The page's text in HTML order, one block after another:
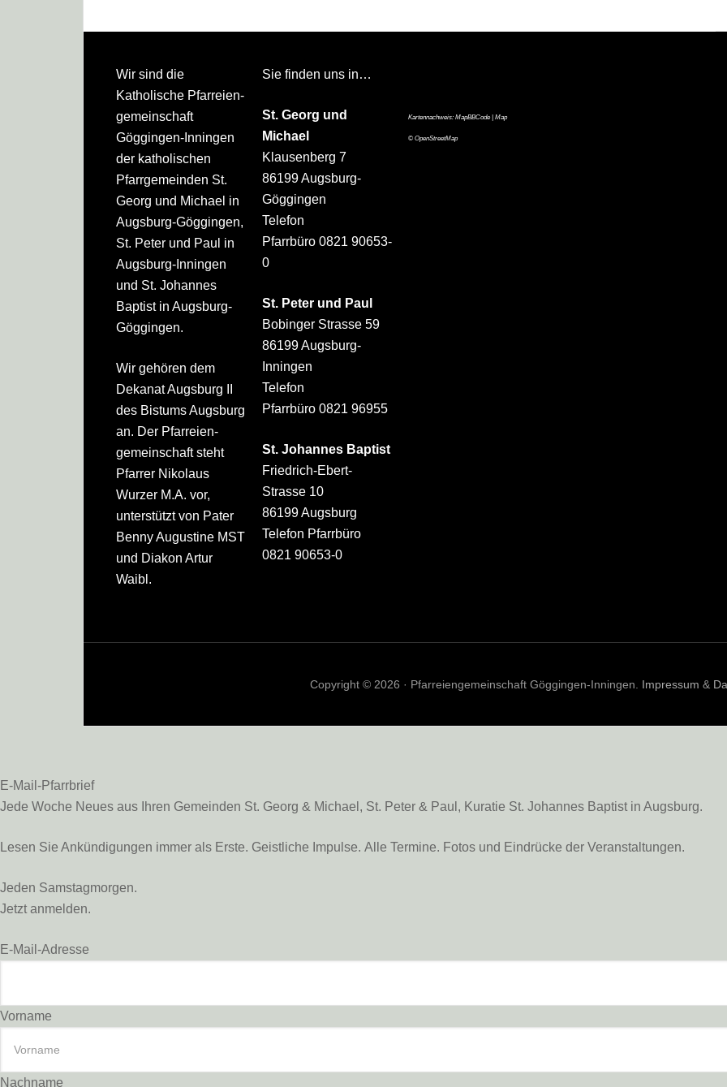
Footer
Wir sind die
Katholische Pfarreien­
gemeinschaft
Göggingen-Inningen
der katholischen
Pfarrgemeinden St.
Georg und Michael in
Augsburg-Göggingen,
St. Peter und Paul in
Augsburg-Inningen
und St. Johannes
Baptist in Augsburg-
Göggingen.
Wir gehören dem
Dekanat Augsburg II
des Bistums Augsburg
an. Der Pfarreien­
gemeinschaft steht
Pfarrer Nikolaus
Wurzer M.A. vor,
unterstützt von Pater
Benny Augustine MST
und Diakon Artur
Waibl.
Sie finden uns in…
St. Georg und
Michael
Klausenberg 7
86199 Augsburg-
Göggingen
Telefon
Pfarrbüro 0821 90653-
0
St. Peter und Paul
Bobinger Strasse 59
86199 Augsburg-
Inningen
Telefon
Pfarrbüro 0821 96955
St. Johannes Baptist
Friedrich-Ebert-
Strasse 10
86199 Augsburg
Telefon Pfarrbüro
0821 90653-0
Kartennachweis: MapBBCode| Map
© OpenStreetMap
Copyright © 2026 · Pfarreiengemeinschaft Göggingen-Inningen. Impressum &
E-Mail-Pfarrbrief
Jede Woche Neues aus Ihren Gemeinden St. Georg & Michael, St. Peter & Paul, Kuratie St. Johannes Baptist in Augsburg.
Lesen Sie Ankündigungen immer als Erste. Geistliche Impulse. Alle Termine. Fotos und Eindrücke der Veranstaltungen.
Jeden Samstagmorgen.
Jetzt anmelden.
E-Mail-Adresse
Vorname
Nachname